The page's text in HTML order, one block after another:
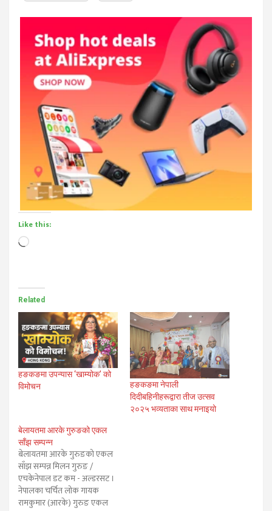
Like this:
Loading…
Related
हङकङमा उपन्यास ‘खाम्योक’ को
विमोचन
हङकङमा नेपाली
दिदीबहिनीहरूद्वारा तीज उत्सव
२०२५ भव्यताका साथ मनाइयो
बेलायतमा आरके गुरुङको एकल
साँझ सम्पन्न
बेलायतमा आरके गुरुङको एकल
साँझ सम्पन्न मिलन गुरुङ /
एचकेनेपाल डट कम - अल्डरसट ।
नेपालका चर्चित लोक गायक
रामकुमार (आरके) गुरुङ एकल